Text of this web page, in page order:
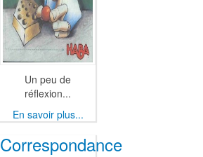
Un peu de
réflexion...
En savoir plus...
Correspondance